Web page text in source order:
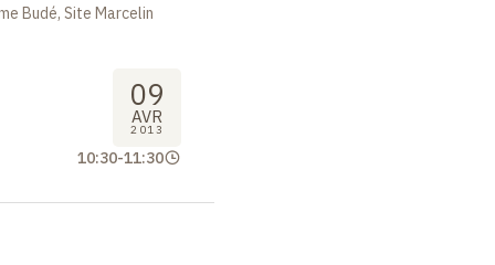
Budé, Site Marcelin
09
AVR
2013
10:30-11:30